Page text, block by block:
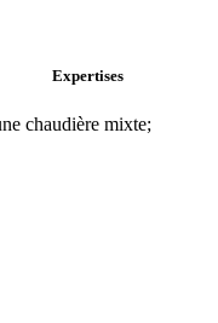
Expertises
chaudière mixte;